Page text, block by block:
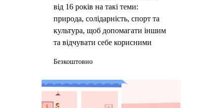
від 16 років на такі теми:
природа, солідарність, спорт та
культура, щоб допомагати іншим
та відчувати себе корисними
Безкоштовно